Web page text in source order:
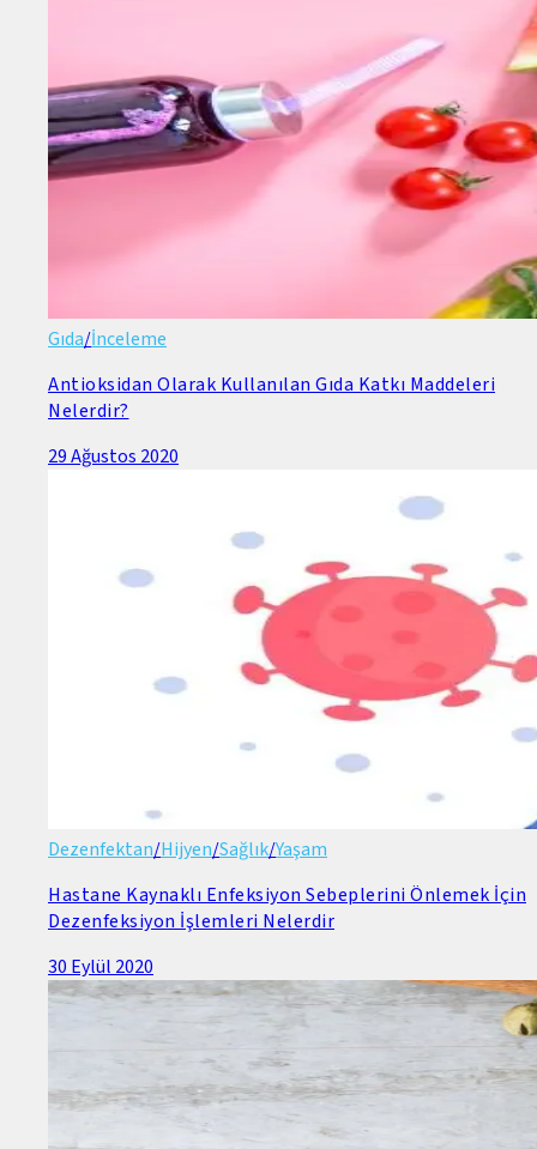
Gıda/İnceleme
Antioksidan Olarak Kullanılan Gıda Katkı Maddeleri
Nelerdir?
29 Ağustos 2020
Dezenfektan/Hijyen/Sağlık/Yaşam
Hastane Kaynaklı Enfeksiyon Sebeplerini Önlemek İçin
Dezenfeksiyon İşlemleri Nelerdir
30 Eylül 2020